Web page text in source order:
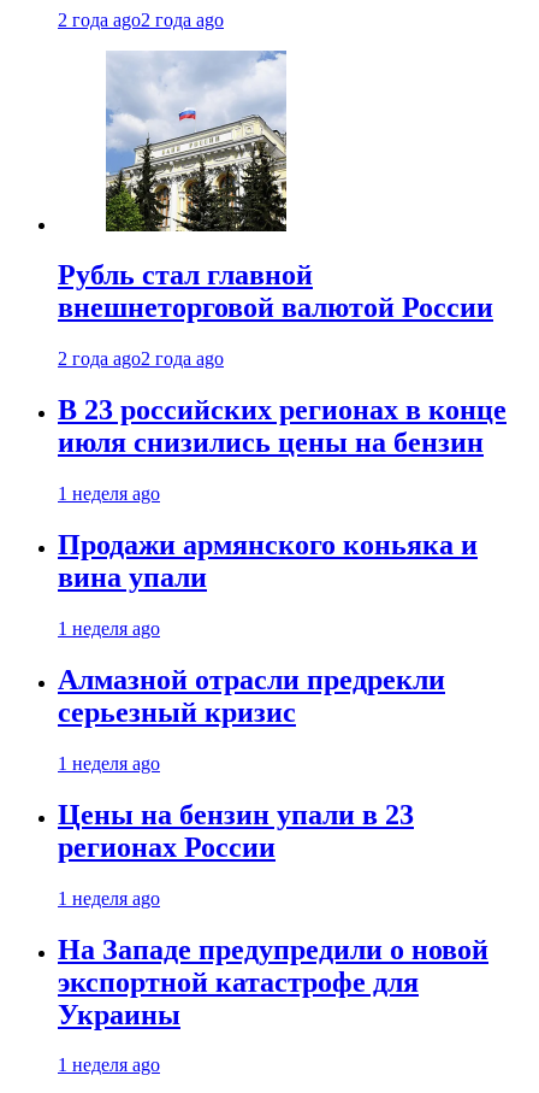
2 года ago2 года ago
Рубль стал главной
внешнеторговой валютой России
2 года ago2 года ago
В 23 российских регионах в конце
июля снизились цены на бензин
1 неделя ago
Продажи армянского коньяка и
вина упали
1 неделя ago
Алмазной отрасли предрекли
серьезный кризис
1 неделя ago
Цены на бензин упали в 23
регионах России
1 неделя ago
На Западе предупредили о новой
экспортной катастрофе для
Украины
1 неделя ago